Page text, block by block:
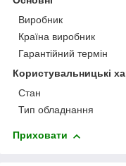
Виробник
Країна виробник
Гарантійний термін
Користувальницькі
Стан
Тип обладнання
Приховати